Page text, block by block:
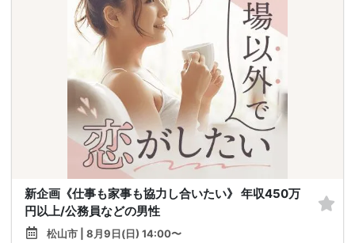
新企画《仕事も家事も協力し合いたい》 年収450万
円以上/公務員などの男性
松山市 | 8月9日(日) 14:00〜